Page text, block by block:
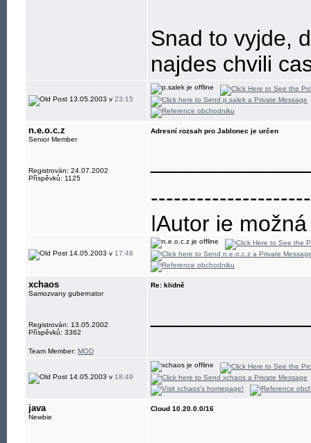
Snad to vyjde,
najdes chvili
13.05.2003 v 23:15
n.e.o.c.z
Senior Member
Registrován: 24.07.2002
Příspěvků: 1125
Adresní rozsah pro Jablonec je určen
|Autor je
14.05.2003 v 17:48
xchaos
Samozvany gubernator
Registrován: 13.05.2002
Příspěvků: 3362
Team Member: MOD
Re: klidně
14.05.2003 v 18:49
java
Newbie
Cloud 10.20.0.0/16